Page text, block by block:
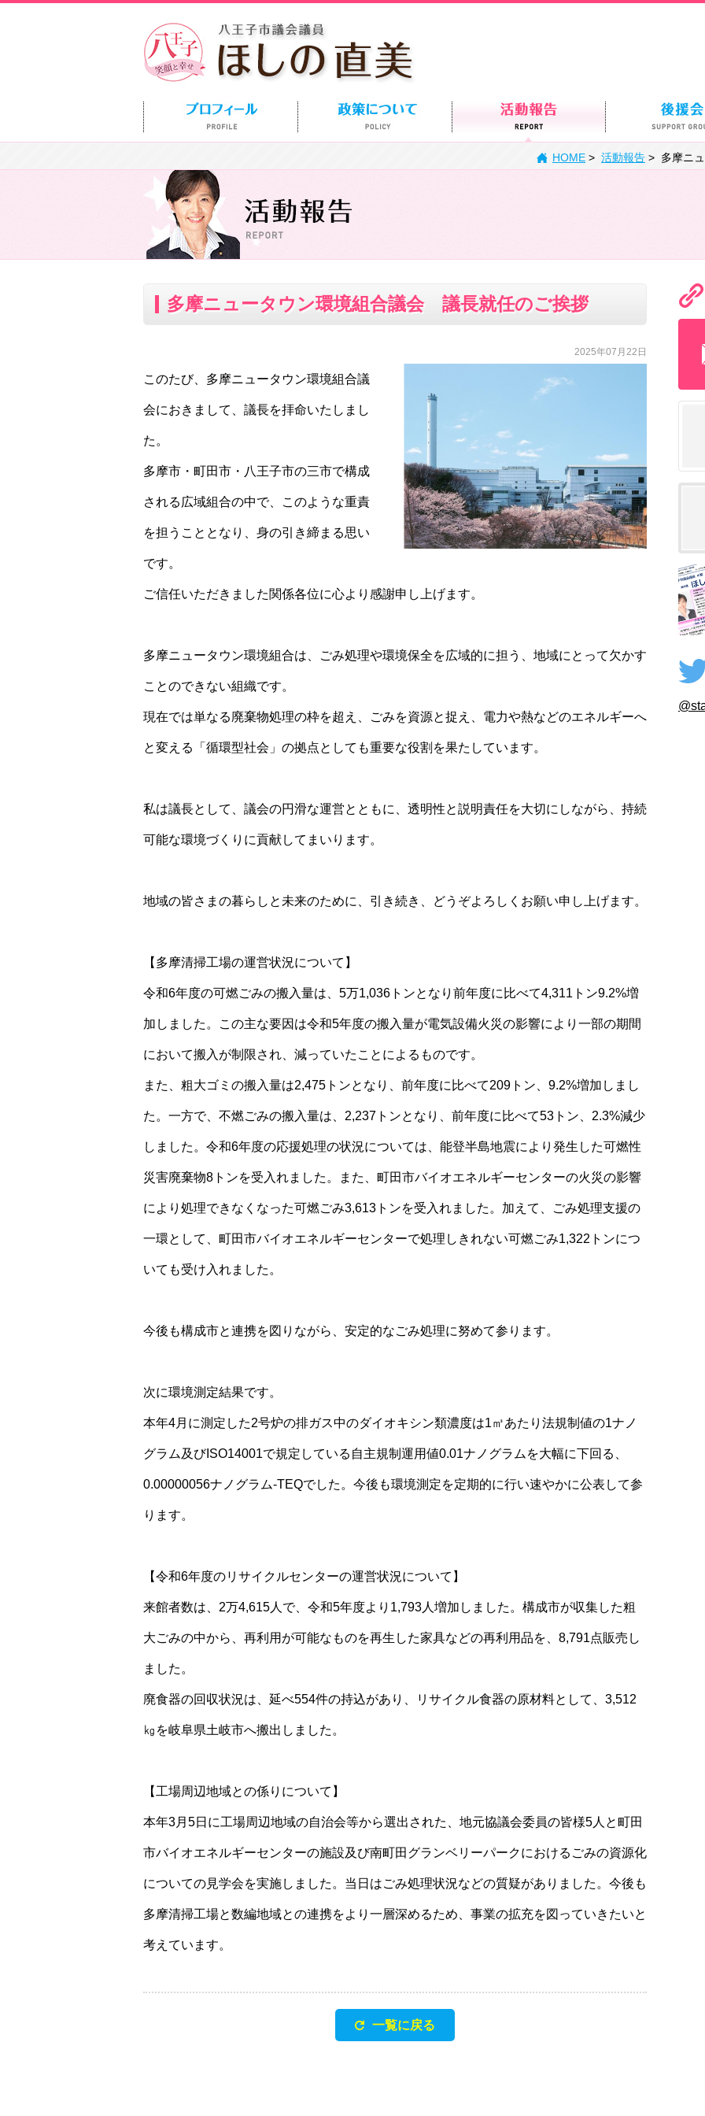
HOME > 活動報告 > 多摩ニ
多摩ニュータウン環境組合議会 議長就任のご挨拶
2025年07月22日
このたび、多摩ニュータウン環境組合議
会におきまして、議長を拝命いたしまし
た。
多摩市・町田市・八王子市の三市で構成
される広域組合の中で、このような重責
を担うこととなり、身の引き締まる思い
です。
ご信任いただきました関係各位に心より感謝申し上げます。
多摩ニュータウン環境組合は、ごみ処理や環境保全を広域的に担う、地域にとって欠かす
ことのできない組織です。
現在では単なる廃棄物処理の枠を超え、ごみを資源と捉え、電力や熱などのエネルギーへ
と変える「循環型社会」の拠点としても重要な役割を果たしています。
私は議長として、議会の円滑な運営とともに、透明性と説明責任を大切にしながら、持続
可能な環境づくりに貢献してまいります。
地域の皆さまの暮らしと未来のために、引き続き、どうぞよろしくお願い申し上げます。
【多摩清掃工場の運営状況について】
令和6年度の可燃ごみの搬入量は、5万1,036トンとなり前年度に比べて4,311トン9.2%増
加しました。この主な要因は令和5年度の搬入量が電気設備火災の影響により一部の期間
において搬入が制限され、減っていたことによるものです。
また、粗大ゴミの搬入量は2,475トンとなり、前年度に比べて209トン、9.2%増加しまし
た。一方で、不燃ごみの搬入量は、2,237トンとなり、前年度に比べて53トン、2.3%減少
しました。令和6年度の応援処理の状況については、能登半島地震により発生した可燃性
災害廃棄物8トンを受入れました。また、町田市バイオエネルギーセンターの火災の影響
により処理できなくなった可燃ごみ3,613トンを受入れました。加えて、ごみ処理支援の
一環として、町田市バイオエネルギーセンターで処理しきれない可燃ごみ1,322トンにつ
いても受け入れました。
今後も構成市と連携を図りながら、安定的なごみ処理に努めて参ります。
次に環境測定結果です。
本年4月に測定した2号炉の排ガス中のダイオキシン類濃度は1㎥あたり法規制値の1ナノ
グラム及びISO14001で規定している自主規制運用値0.01ナノグラムを大幅に下回る、
0.00000056ナノグラム-TEQでした。今後も環境測定を定期的に行い速やかに公表して参
ります。
【令和6年度のリサイクルセンターの運営状況について】
来館者数は、2万4,615人で、令和5年度より1,793人増加しました。構成市が収集した粗
大ごみの中から、再利用が可能なものを再生した家具などの再利用品を、8,791点販売し
ました。
廃食器の回収状況は、延べ554件の持込があり、リサイクル食器の原材料として、3,512
㎏を岐阜県土岐市へ搬出しました。
【工場周辺地域との係りについて】
本年3月5日に工場周辺地域の自治会等から選出された、地元協議会委員の皆様5人と町田
市バイオエネルギーセンターの施設及び南町田グランベリーパークにおけるごみの資源化
についての見学会を実施しました。当日はごみ処理状況などの質疑がありました。今後も
多摩清掃工場と数編地域との連携をより一層深めるため、事業の拡充を図っていきたいと
考えています。
一覧に戻る